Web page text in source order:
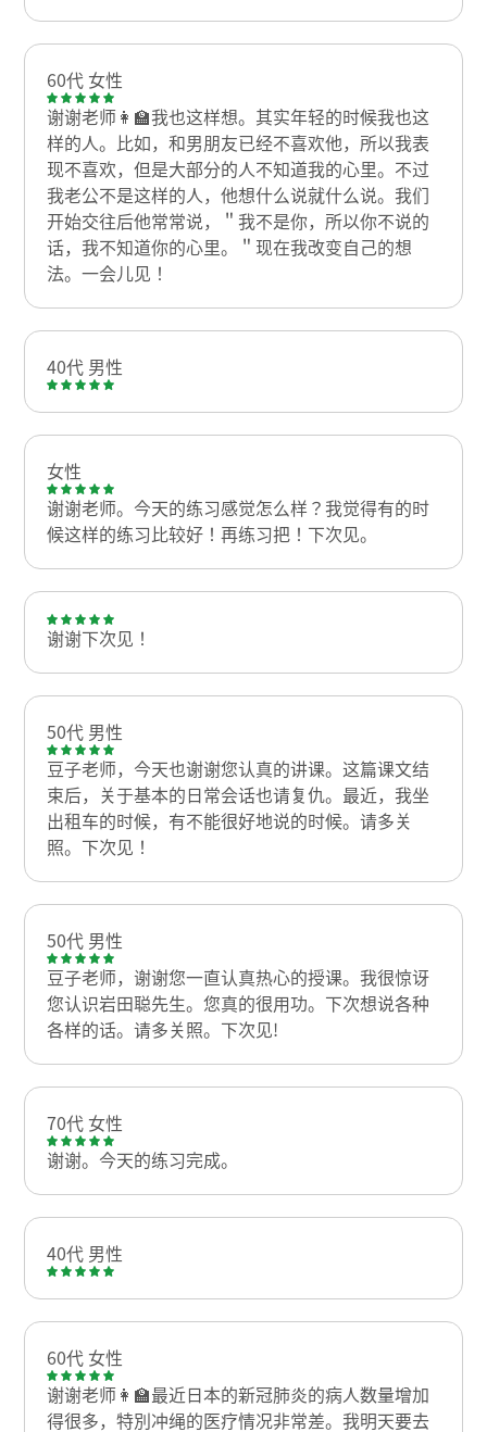
60代 女性
谢谢老师👩‍🏫我也这样想。其实年轻的时候我也这
样的人。比如，和男朋友已经不喜欢他，所以我表
现不喜欢，但是大部分的人不知道我的心里。不过
我老公不是这样的人，他想什么说就什么说。我们
开始交往后他常常说，＂我不是你，所以你不说的
话，我不知道你的心里。＂现在我改变自己的想
法。一会儿见！
40代 男性
女性
谢谢老师。今天的练习感觉怎么样？我觉得有的时
候这样的练习比较好！再练习把！下次见。
谢谢下次见！
50代 男性
豆子老师，今天也谢谢您认真的讲课。这篇课文结
束后，关于基本的日常会话也请复仇。最近，我坐
出租车的时候，有不能很好地说的时候。请多关
照。下次见！
50代 男性
豆子老师，谢谢您一直认真热心的授课。我很惊讶
您认识岩田聪先生。您真的很用功。下次想说各种
各样的话。请多关照。下次见!
70代 女性
谢谢。今天的练习完成。
40代 男性
60代 女性
谢谢老师👩‍🏫最近日本的新冠肺炎的病人数量增加
得很多，特別冲绳的医疗情况非常差。我明天要去